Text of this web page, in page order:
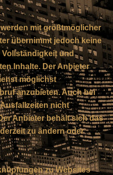
mit größtmöglicher
übernimmt jedoch keine
und
Inhalte. Der Anbieter
möglichst
anzubieten. Auch bei
nicht
Anbieter behält sich das
zu ändern oder
zu Websites